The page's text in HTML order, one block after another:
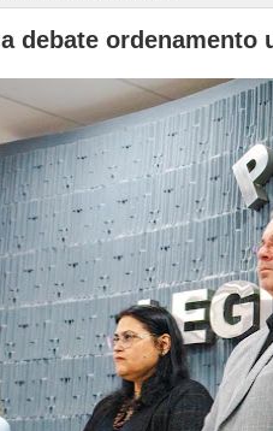
debate ordenamento